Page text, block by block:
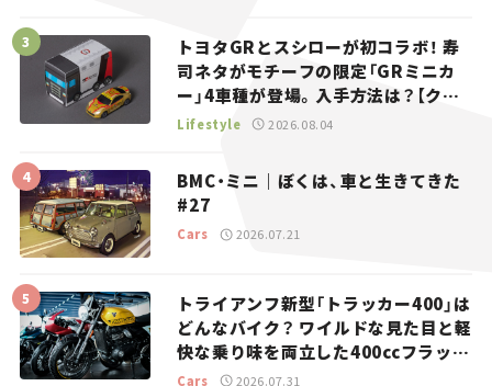
トヨタGRとスシローが初コラボ！ 寿
司ネタがモチーフの限定「GRミニカ
ー」4車種が登場。入手方法は？【クル
マとホビー】
Lifestyle 2026.08.04
BMC・ミニ｜ぼくは、車と生きてきた
#27
Cars 2026.07.21
トライアンフ新型「トラッカー400」は
どんなバイク？ ワイルドな見た目と軽
快な乗り味を両立した400ccフラット
トラッカー【試乗レビュー】
Cars 2026.07.31